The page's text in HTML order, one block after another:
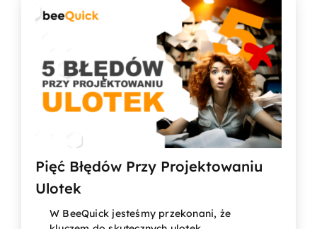
Pięć Błędów Przy Projektowaniu
Ulotek
W BeeQuick jesteśmy przekonani, że